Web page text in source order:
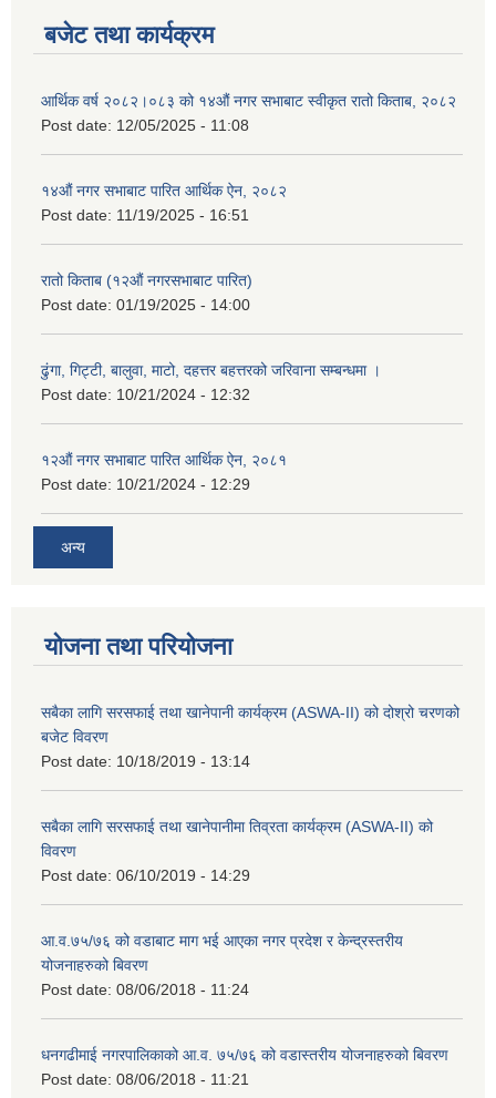
बजेट तथा कार्यक्रम
आर्थिक वर्ष २०८२।०८३ को १४औं नगर सभाबाट स्वीकृत रातो किताब, २०८२
Post date: 12/05/2025 - 11:08
१४औं नगर सभाबाट पारित आर्थिक ऐन, २०८२
Post date: 11/19/2025 - 16:51
रातो किताब (१२औं नगरसभाबाट पारित)
Post date: 01/19/2025 - 14:00
ढुंगा, गिट्टी, बालुवा, माटो, दहत्तर बहत्तरको जरिवाना सम्बन्धमा ।
Post date: 10/21/2024 - 12:32
१२औं नगर सभाबाट पारित आर्थिक ऐन, २०८१
Post date: 10/21/2024 - 12:29
अन्य
योजना तथा परियोजना
सबैका लागि सरसफाई तथा खानेपानी कार्यक्रम (ASWA-II) को दोश्रो चरणको
बजेट विवरण
Post date: 10/18/2019 - 13:14
सबैका लागि सरसफाई तथा खानेपानीमा तिव्रता कार्यक्रम (ASWA-II) को
विवरण
Post date: 06/10/2019 - 14:29
आ.व.७५/७६ को वडाबाट माग भई आएका नगर प्रदेश र केन्द्रस्तरीय
योजनाहरुको बिवरण
Post date: 08/06/2018 - 11:24
धनगढीमाई नगरपालिकाको आ.व. ७५/७६ को वडास्तरीय योजनाहरुको बिवरण
Post date: 08/06/2018 - 11:21